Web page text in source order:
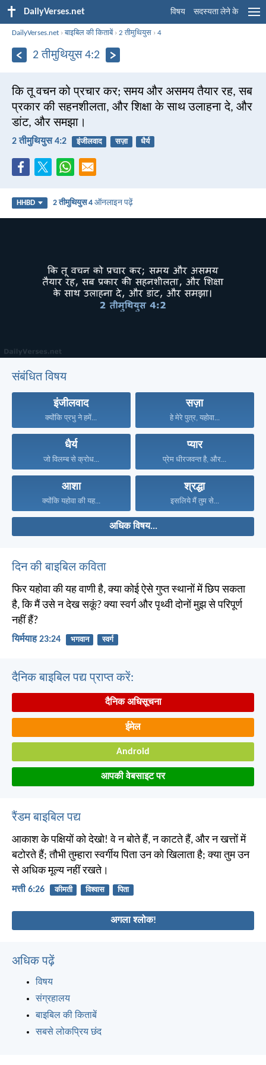
DailyVerses.net विषय सदस्यता लेने के
DailyVerses.net ›बाइबिल की किताबें›2 तीमुथियुस ›4
2 तीमुथियुस 4:2
कि तू वचन को प्रचार कर; समय और असमय तैयार रह, सब
प्रकार की सहनशीलता, और शिक्षा के साथ उलाहना दे, और
डांट, और समझा।
2 तीमुथियुस 4:2 इंजीलवाद सज़ा धैर्य
HHBD 2 तीमुथियुस 4 ऑनलाइन पढ़ें
संबंधित विषय
इंजीलवाद
क्योंकि प्रभु ने हमें...
सज़ा
हे मेरे पुत्र, यहोवा...
धैर्य
जो विलम्ब से क्रोध...
प्यार
प्रेम धीरजवन्त है, और...
आशा
क्योंकि यहोवा की यह...
श्रद्धा
इसलिये मैं तुम से...
अधिक विषय...
दिन की बाइबिल कविता
फिर यहोवा की यह वाणी है, क्या कोई ऐसे गुप्त स्थानों में छिप सकता
है, कि मैं उसे न देख सकूं? क्या स्वर्ग और पृथ्वी दोनों मुझ से परिपूर्ण
नहीं हैं?
यिर्मयाह 23:24 भगवान स्वर्ग
दैनिक बाइबिल पद्य प्राप्त करें:
दैनिक अधिसूचना
ईमेल
Android
आपकी वेबसाइट पर
रैंडम बाइबिल पद्य
आकाश के पक्षियों को देखो! वे न बोते हैं, न काटते हैं, और न खत्तों में
बटोरते हैं; तौभी तुम्हारा स्वर्गीय पिता उन को खिलाता है; क्या तुम उन
से अधिक मूल्य नहीं रखते।
मत्ती 6:26 कीमती विश्वास पिता
अगला श्लोक!
अधिक पढ़ें
विषय
संग्रहालय
बाइबिल की किताबें
सबसे लोकप्रिय छंद